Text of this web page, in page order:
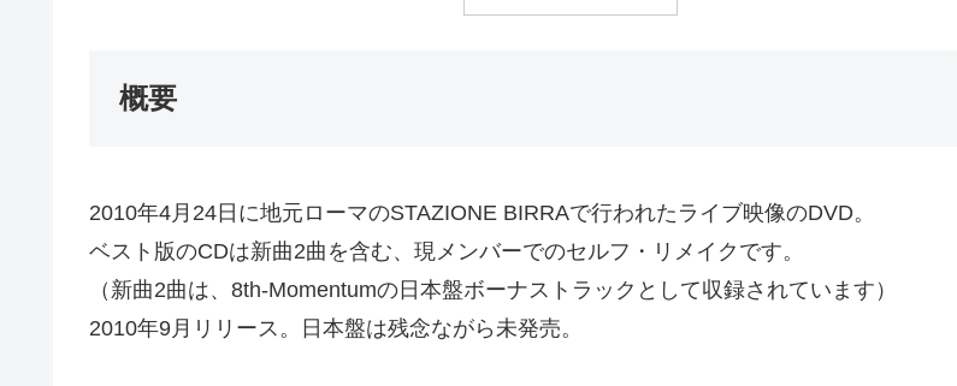
概要
2010年4月24日に地元ローマのSTAZIONE BIRRAで行われたライブ映像のDVD。
ベスト版のCDは新曲2曲を含む、現メンバーでのセルフ・リメイクです。
（新曲2曲は、8th-Momentumの日本盤ボーナストラックとして収録されています）
2010年9月リリース。日本盤は残念ながら未発売。